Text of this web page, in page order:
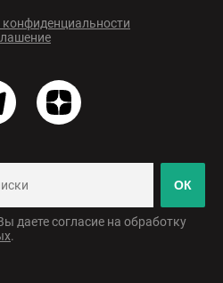
ОК
даете согласие на обработку
.